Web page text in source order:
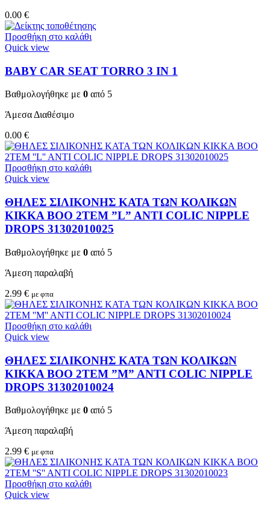
0.00 €
Προσθήκη στο καλάθι
Quick view
BABY CAR SEAT TORRO 3 ΙΝ 1
Βαθμολογήθηκε με 0 από 5
Άμεσα Διαθέσιμο
0.00 €
Προσθήκη στο καλάθι
Quick view
ΘΗΛΕΣ ΣΙΛΙΚΟΝΗΣ ΚΑΤΑ ΤΩΝ ΚΟΛΙΚΩΝ
KIKKA BOO 2TEM ”L” ANTI COLIC NIPPLE
DROPS 31302010025
Βαθμολογήθηκε με 0 από 5
Άμεση παραλαβή
2.99 € με φπα
Προσθήκη στο καλάθι
Quick view
ΘΗΛΕΣ ΣΙΛΙΚΟΝΗΣ ΚΑΤΑ ΤΩΝ ΚΟΛΙΚΩΝ
KIKKA BOO 2TEM ”M” ANTI COLIC NIPPLE
DROPS 31302010024
Βαθμολογήθηκε με 0 από 5
Άμεση παραλαβή
2.99 € με φπα
Προσθήκη στο καλάθι
Quick view